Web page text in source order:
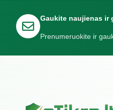
Gaukite naujienas ir
Prenumeruokite ir